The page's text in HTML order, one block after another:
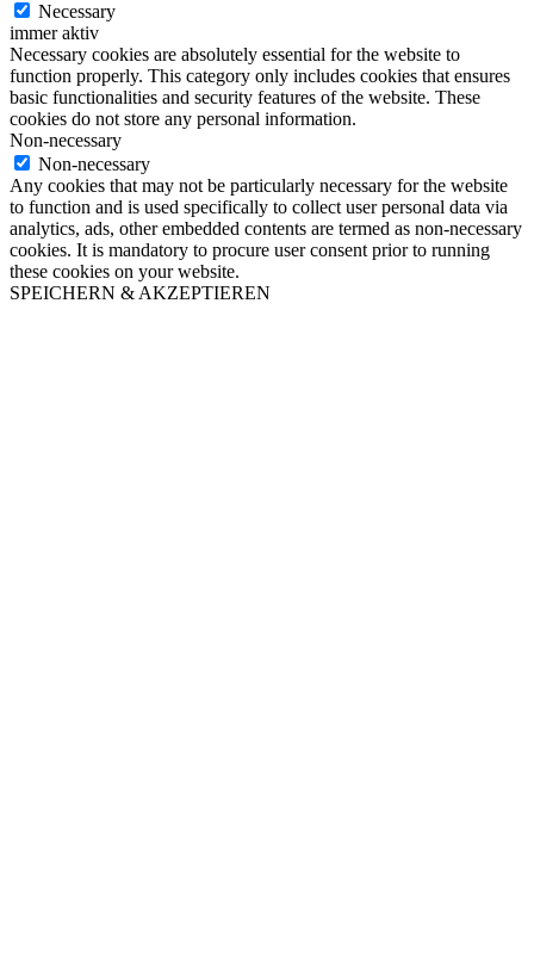
Necessary
immer aktiv
Necessary cookies are absolutely essential for the website to
function properly. This category only includes cookies that ensures
basic functionalities and security features of the website. These
cookies do not store any personal information.
Non-necessary
Non-necessary
Any cookies that may not be particularly necessary for the website
to function and is used specifically to collect user personal data via
analytics, ads, other embedded contents are termed as non-necessary
cookies. It is mandatory to procure user consent prior to running
these cookies on your website.
SPEICHERN & AKZEPTIEREN